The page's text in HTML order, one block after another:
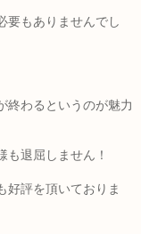
要もありませんでし
終わるというのが魅力
も退屈しません！
好評を頂いておりま